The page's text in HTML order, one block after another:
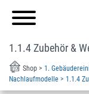
1.1.4 Zubehör &
Shop > 1.
Nachlaufmodelle > 1.1.4